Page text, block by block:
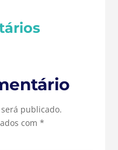
publicado.
com*